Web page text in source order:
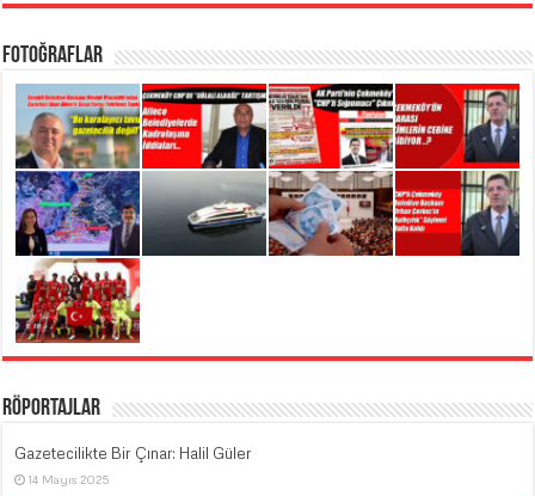
Fotoğraflar
Röportajlar
Gazetecilikte Bir Çınar: Halil Güler
14 Mayıs 2025